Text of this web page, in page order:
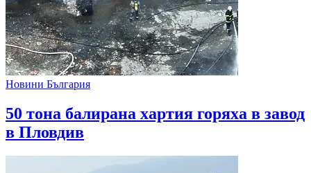
Новини България
50 тона балирана хартия горяха в завод
в Пловдив